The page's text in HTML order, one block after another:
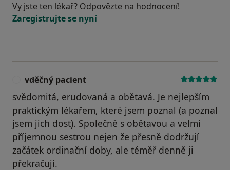
Vy jste ten lékař? Odpovězte na hodnocení!
Zaregistrujte se nyní
vděčný pacient
svědomitá, erudovaná a obětavá. Je nejlepším
praktickým lékařem, které jsem poznal (a poznal
jsem jich dost). Společně s obětavou a velmi
příjemnou sestrou nejen že přesně dodržují
začátek ordinační doby, ale téměř denně ji
překračují.